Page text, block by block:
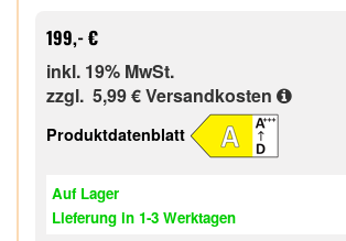
199,- €
inkl. 19% MwSt.
zzgl. 5,99 €Versandkosten
Produktdatenblatt
Auf Lager
Lieferung in 1-3 Werktagen